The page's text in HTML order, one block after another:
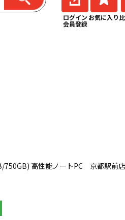
ログイン
会員登録
お気に入り
750GB) 高性能ノートPC 京都駅前店